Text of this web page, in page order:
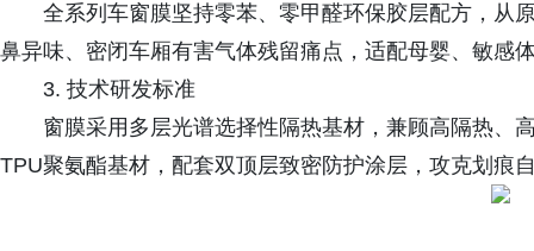
全系列车窗膜坚持零苯、零甲醛环保胶层配方，从
鼻异味、密闭车厢有害气体残留痛点，适配母婴、敏感
3. 技术研发标准
窗膜采用多层光谱选择性隔热基材，兼顾高隔热、
TPU聚氨酯基材，配套双顶层致密防护涂层，攻克划痕